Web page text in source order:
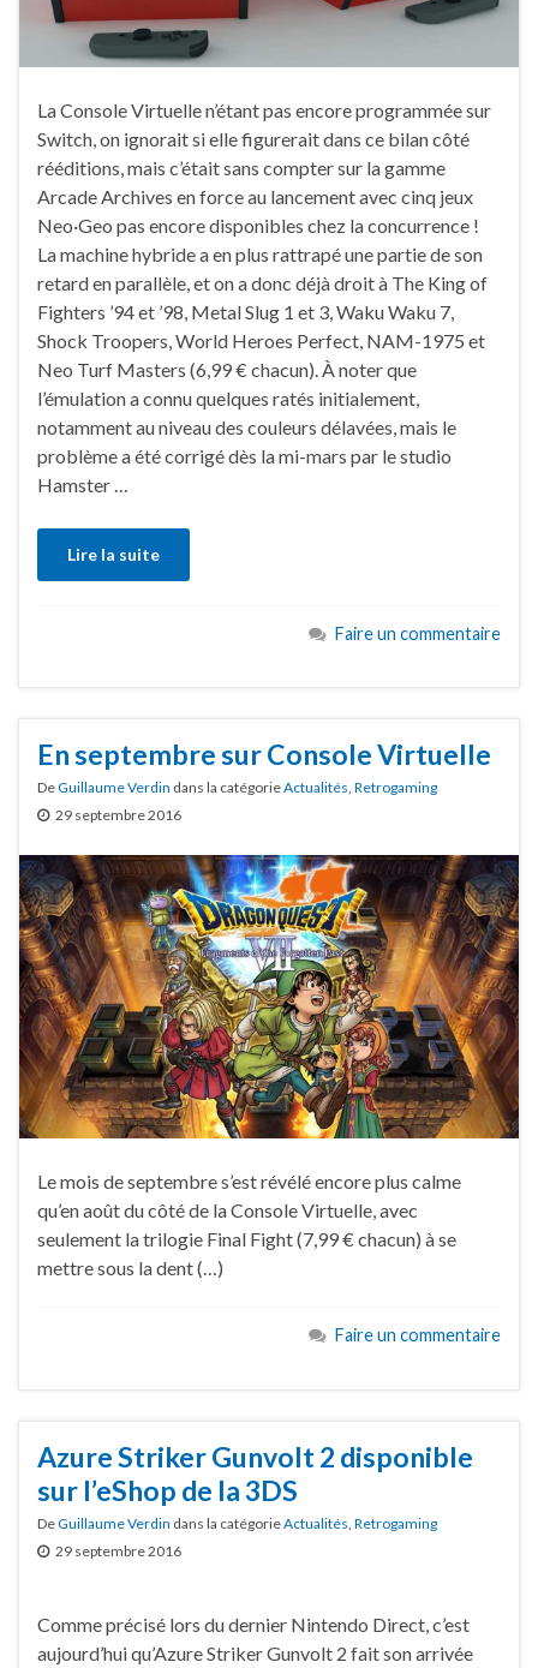
La Console Virtuelle n’étant pas encore programmée sur
Switch, on ignorait si elle figurerait dans ce bilan côté
rééditions, mais c’était sans compter sur la gamme
Arcade Archives en force au lancement avec cinq jeux
Neo·Geo pas encore disponibles chez la concurrence !
La machine hybride a en plus rattrapé une partie de son
retard en parallèle, et on a donc déjà droit à The King of
Fighters ’94 et ’98, Metal Slug 1 et 3, Waku Waku 7,
Shock Troopers, World Heroes Perfect, NAM-1975 et
Neo Turf Masters (6,99 € chacun). À noter que
l’émulation a connu quelques ratés initialement,
notamment au niveau des couleurs délavées, mais le
problème a été corrigé dès la mi-mars par le studio
Hamster …
Lire la suite
Faire un commentaire
En septembre sur Console Virtuelle
DeGuillaume Verdin dans la catégorieActualités, Retrogaming
29 septembre 2016
Le mois de septembre s’est révélé encore plus calme
qu’en août du côté de la Console Virtuelle, avec
seulement la trilogie Final Fight (7,99 € chacun) à se
mettre sous la dent (…)
Faire un commentaire
Azure Striker Gunvolt 2 disponible
sur l’eShop de la 3DS
DeGuillaume Verdin dans la catégorieActualités Retrogaming
29 septembre 2016
Comme précisé lors du dernier Nintendo Direct, c’est
aujourd’hui qu’Azure Striker Gunvolt 2 fait son arrivée